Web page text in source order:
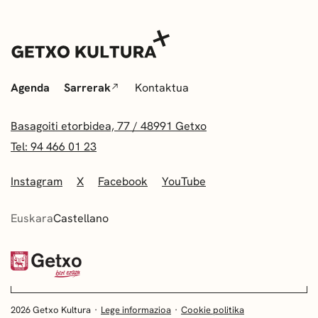
Agenda Sarrerak Kontaktua
Basagoiti etorbidea, 77 / 48991 Getxo
Tel: 94 466 01 23
Instagram X Facebook YouTube
EuskaraCastellano
2026 Getxo Kultura Lege informazioa Cookie politika